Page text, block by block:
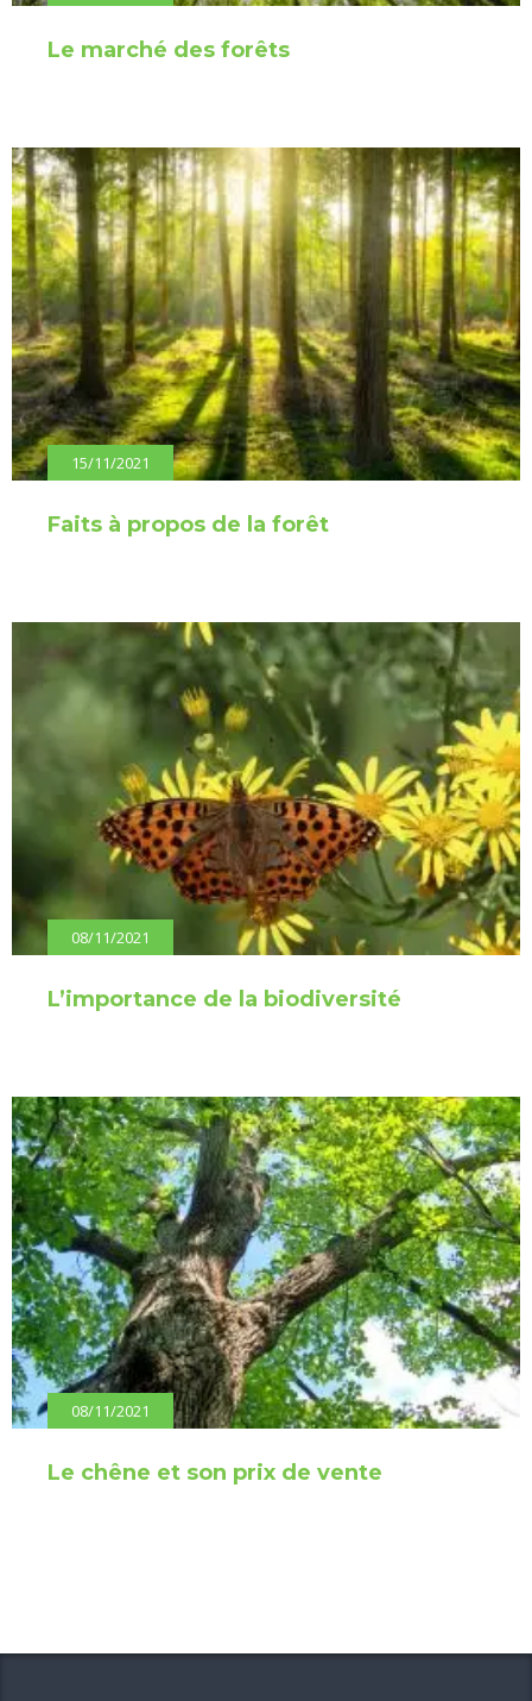
Le marché des forêts
15/11/2021
Faits à propos de la forêt
08/11/2021
L’importance de la biodiversité
08/11/2021
Le chêne et son prix de vente